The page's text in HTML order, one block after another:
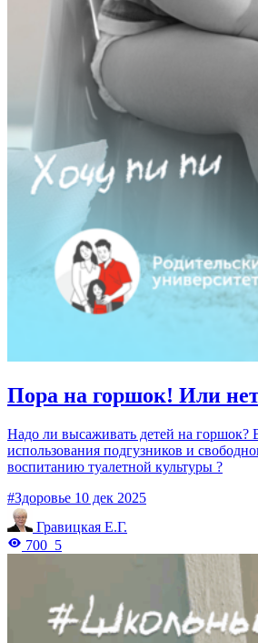
Пора на горшок! Или
Надо ли высаживать детей на
использования подгузников и
воспитанию туалетной культуры ?
#Здоровье 10 дек 2025
Гравицкая Е.Г.
700 5